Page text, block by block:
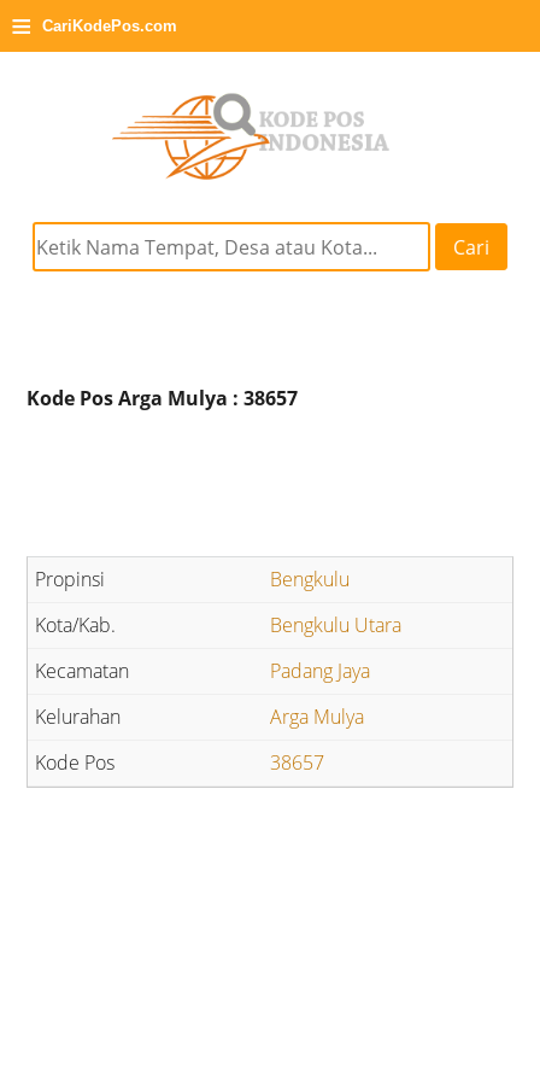
≡ CariKodePos.com
Cari
Kode Pos Arga Mulya : 38657
Bengkulu
Bengkulu Utara
Padang Jaya
Arga Mulya
38657